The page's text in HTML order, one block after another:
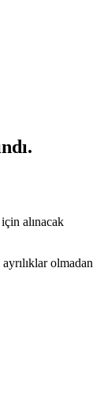
alınacak
olmadan